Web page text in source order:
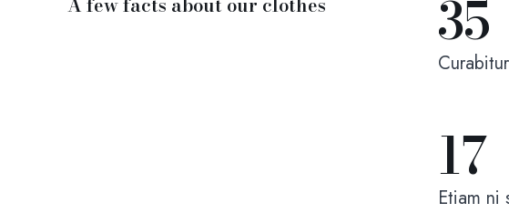
35
17
Etiam ni